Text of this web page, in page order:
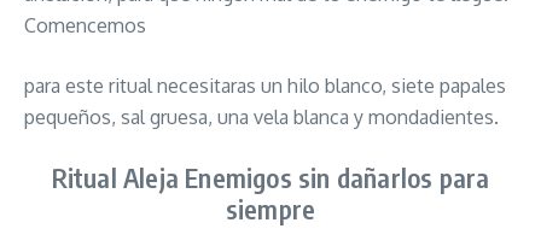
Comencemos
para este ritual necesitaras un hilo blanco, siete papales
pequeños, sal gruesa, una vela blanca y mondadientes.
Ritual Aleja Enemigos sin dañarlos para
siempre